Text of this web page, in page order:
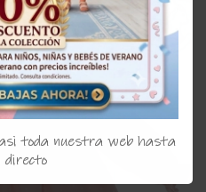
toda nuestra web hasta